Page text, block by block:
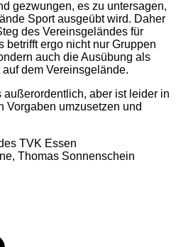
gezwungen, es zu untersagen,
Sport ausgeübt wird. Daher
des Vereinsgeländes für
betrifft ergo nicht nur Gruppen
auch die Ausübung als
dem Vereinsgelände.
außerordentlich, aber ist leider in
Vorgaben umzusetzen und
TVK Essen
Thomas Sonnenschein